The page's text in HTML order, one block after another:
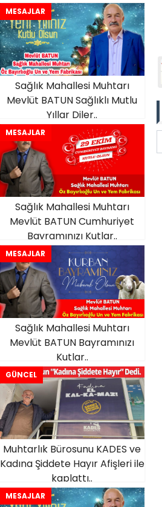
MESAJLAR
Sağlık Mahallesi Muhtarı
Mevlüt BATUN Sağlıklı Mutlu
Yıllar Diler..
MESAJLAR
Sağlık Mahallesi Muhtarı
Mevlüt BATUN Cumhuriyet
Bayramınızı Kutlar..
MESAJLAR
Sağlık Mahallesi Muhtarı
Mevlüt BATUN Bayramınızı
Kutlar..
GÜNCEL
Muhtarlık Bürosunu KADES ve
Kadına Şiddete Hayır Afişleri ile
kaplattı..
MESAJLAR